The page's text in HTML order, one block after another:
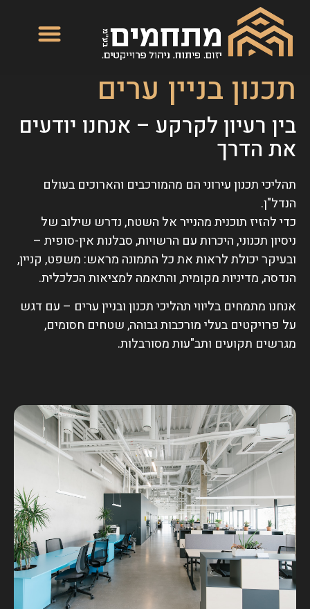
תכנון בניין ערים
בין רעיון לקרקע – אנחנו יודעים
את הדרך
תהליכי תכנון עירוני הם מהמורכבים והארוכים בעולם
הנדל"ן.
כדי להזיז תוכנית מהנייר אל השטח, נדרש שילוב של
ניסיון תכנוני, היכרות עם הרשויות, סבלנות אין-סופית –
ובעיקר יכולת לראות את כל התמונה מראש: משפט, קניין,
הנדסה, מדיניות מקומית, והתאמה למציאות הכלכלית.
אנחנו מתמחים בליווי תהליכי תכנון ובניין ערים – עם דגש
על פרויקטים בעלי מורכבות גבוהה, שטחים חסומים,
מגרשים תקועים ותב"עות מסורבלות.